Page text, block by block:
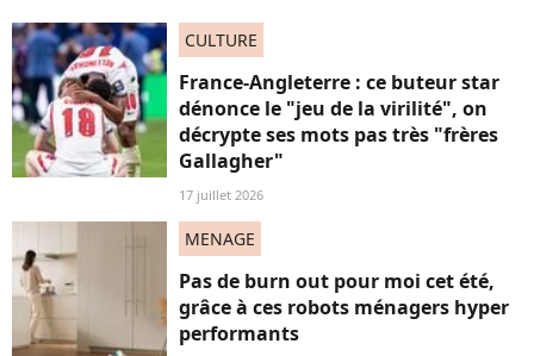
CULTURE
France-Angleterre : ce buteur star
dénonce le "jeu de la virilité", on
décrypte ses mots pas très "frères
Gallagher"
17 juillet 2026
MENAGE
Pas de burn out pour moi cet été,
grâce à ces robots ménagers hyper
performants